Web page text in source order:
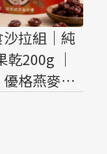
沙拉組｜純
200g ｜
格燕麥、